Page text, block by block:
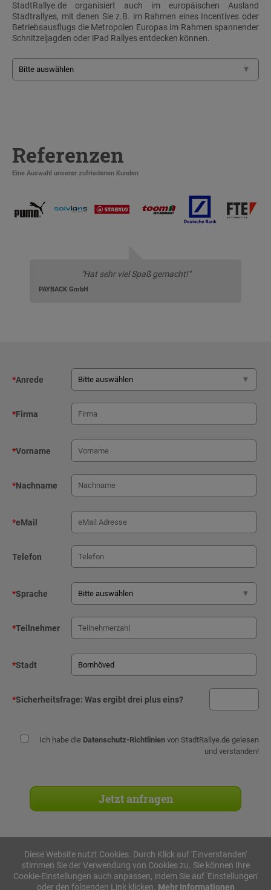
StadtRallye.de organisiert auch im europäischen Ausland
Stadtrallyes, mit denen Sie z.B. im Rahmen eines Incentives oder
Betriebsausflugs die Metropolen Europas im Rahmen spannender
Schnitzeljagden oder iPad Rallyes entdecken können.
Referenzen
Eine Auswahl unserer zufriedenen Kunden
"Hat sehr viel Spaß gemacht!"
PAYBACK GmbH
*Anrede
*Firma
*Vorname
*Nachname
*eMail
Telefon
*Sprache
*Teilnehmer
*Stadt
*Sicherheitsfrage: Was ergibt drei plus eins?
Ich habe die Datenschutz-Richtlinien von StadtRallye.de gelesen
und verstanden!
Stadtrallyes
iPad Rallye
Diese Website nutzt Cookies. Durch Klick auf 'Einverstanden'
stimmen Sie der Verwendung von Cookies zu. Sie können Ihre
Cookie-Einstellungen auch anpassen, indem Sie auf 'Einstellungen'
oder den folgenden Link klicken. Mehr Informationen